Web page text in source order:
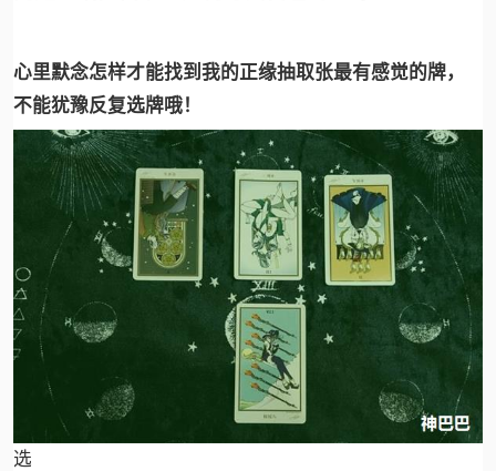
心里默念怎样才能找到我的正缘抽取张最有感觉的牌，
不能犹豫反复选牌哦！
选